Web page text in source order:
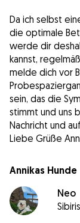
Da ich selbst
die optimale
werde dir
kannst,
melde dich vor
sein, das die
stimmt und uns
Nachricht und
Annikas Hunde
Neo